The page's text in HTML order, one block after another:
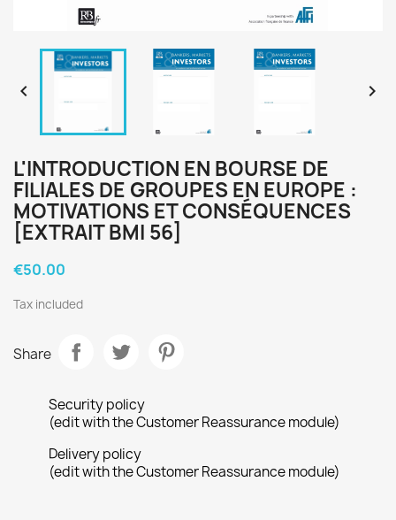
 
L'INTRODUCTION EN BOURSE DE
FILIALES DE GROUPES EN EUROPE :
MOTIVATIONS ET CONSÉQUENCES
[EXTRAIT BMI 56]
€50.00
Tax included
Share
Security policy
(edit with the Customer Reassurance module)
Delivery policy
(edit with the Customer Reassurance module)